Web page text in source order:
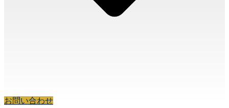
お問い合わせ